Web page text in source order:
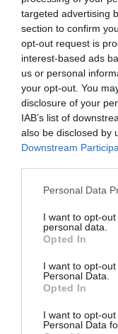
targeted advertising
section to confirm
opt-out request is
interest-based ads
us or personal
your opt-out. You
disclosure of your
IAB’s list of
also be disclosed by
Downstream
Please note that
not limited to your
grant or deny
use your data for
consent section.
Personal Data
I want to opt-
personal data.
Opted In
I want to opt-
Personal Data.
Opted In
I want to opt-
Personal Data
ΟΙΚΟΝΟΜΙΑ
Έκτακτη
ευρώ σε
μείνουν
πανδημίας
05.04.2021